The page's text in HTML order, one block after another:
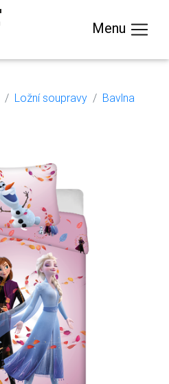
Menu
Ložní soupravy
Bavlna